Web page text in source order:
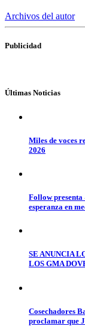
Archivos del autor
Publicidad
Últimas Noticias
Miles de voces
2026
Follow presenta
esperanza en
SE ANUNCIA
LOS GMA
Cosechadores
proclamar que